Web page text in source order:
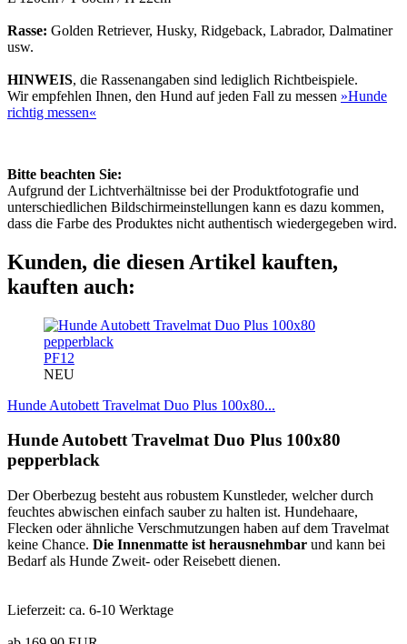
Rasse: Golden Retriever, Husky, Ridgeback, Labrador, Dalmatiner
usw.
HINWEIS, die Rassenangaben sind lediglich Richtbeispiele.
Wir empfehlen Ihnen, den Hund auf jeden Fall zu messen »Hunde
richtig messen«
Bitte beachten Sie:
Aufgrund der Lichtverhältnisse bei der Produktfotografie und
unterschiedlichen Bildschirmeinstellungen kann es dazu kommen,
dass die Farbe des Produktes nicht authentisch wiedergegeben wird.
Kunden, die diesen Artikel kauften,
kauften auch:
PF12
NEU
Hunde Autobett Travelmat Duo Plus 100x80...
Hunde Autobett Travelmat Duo Plus 100x80
pepperblack
Der Oberbezug besteht aus robustem Kunstleder, welcher durch
feuchtes abwischen einfach sauber zu halten ist. Hundehaare,
Flecken oder ähnliche Verschmutzungen haben auf dem Travelmat
keine Chance. Die Innenmatte ist herausnehmbar und kann bei
Bedarf als Hunde Zweit- oder Reisebett dienen.
Lieferzeit: ca. 6-10 Werktage